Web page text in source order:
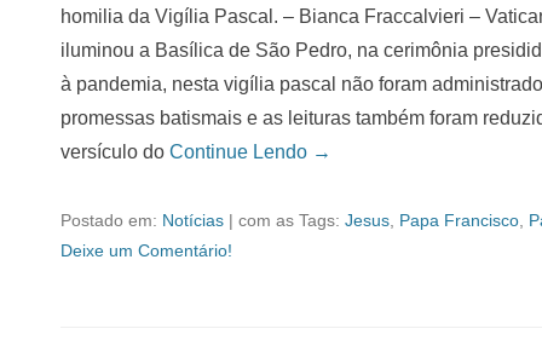
homilia da Vigília Pascal. – Bianca Fraccalvieri –
iluminou a Basílica de São Pedro, na cerimônia
à pandemia, nesta vigília pascal não foram
promessas batismais e as leituras também foram
versículo do Continue Lendo →
Postado em: Notícias | com as Tags: Jesus Papa Francisco
Deixe um Comentário!